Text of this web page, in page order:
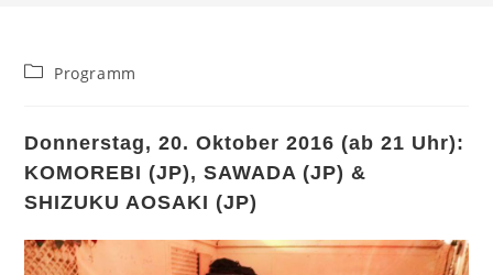
Beitrags-
Programm
Donnerstag, 20. Oktober 2016 (ab 21 Uhr):
KOMOREBI (JP), SAWADA (JP) &
SHIZUKU AOSAKI (JP)